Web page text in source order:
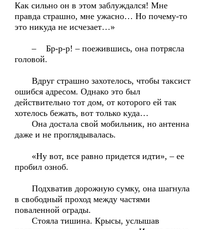
Как сильно он в этом заблуждался! Мне
правда страшно, мне ужасно… Но почему-то
это никуда не исчезает…»
– Бр-р-р! – поежившись, она потрясла
головой.
Вдруг страшно захотелось, чтобы таксист
ошибся адресом. Однако это был
действительно тот дом, от которого ей так
хотелось бежать, вот только куда…
Она достала свой мобильник, но антенна
даже и не проглядывалась.
«Ну вот, все равно придется идти», – ее
пробил озноб.
Подхватив дорожную сумку, она шагнула
в свободный проход между частями
поваленной ограды.
Стояла тишина. Крысы, услышав